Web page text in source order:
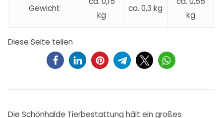
Gewicht
kg
ca. 0,3 kg
kg
Diese Seite teilen
Die Schönhalde Tierbestattung hält ein großes